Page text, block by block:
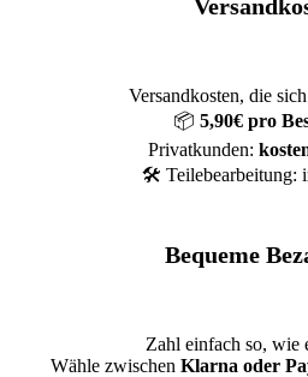
Versandkosten, die
📦 5,90€ pro
Privatkunden:
🛠️ Teilebearbeitung:
Bequeme
Zahl einfach so, wie
Wähle zwischen Klarna oder